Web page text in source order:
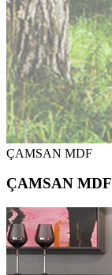
ÇAMSAN MDF
ÇAMSAN MDF